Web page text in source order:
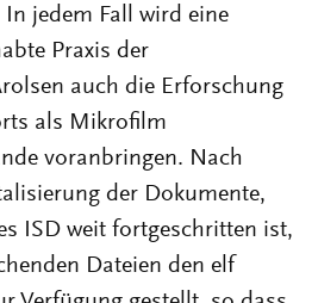
jedem Fall wird eine
Praxis der
auch die Erforschung
als Mikrofilm
voranbringen. Nach
der Dokumente,
ISD weit fortgeschritten ist,
Dateien den elf